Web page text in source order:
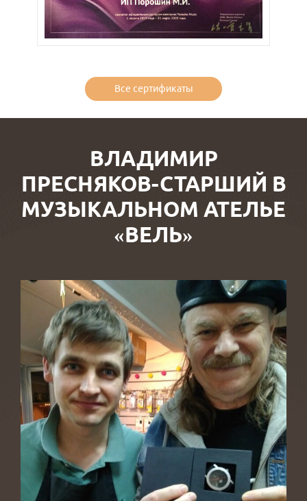
Все сертификаты
ВЛАДИМИР
ПРЕСНЯКОВ-СТАРШИЙ В
МУЗЫКАЛЬНОМ АТЕЛЬЕ
«ВЕЛЬ»